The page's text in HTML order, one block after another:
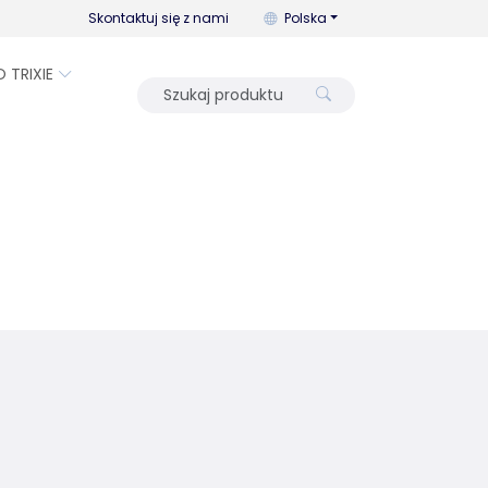
Skontaktuj się z nami Możesz zmienić język za
Polska
TRIXIE